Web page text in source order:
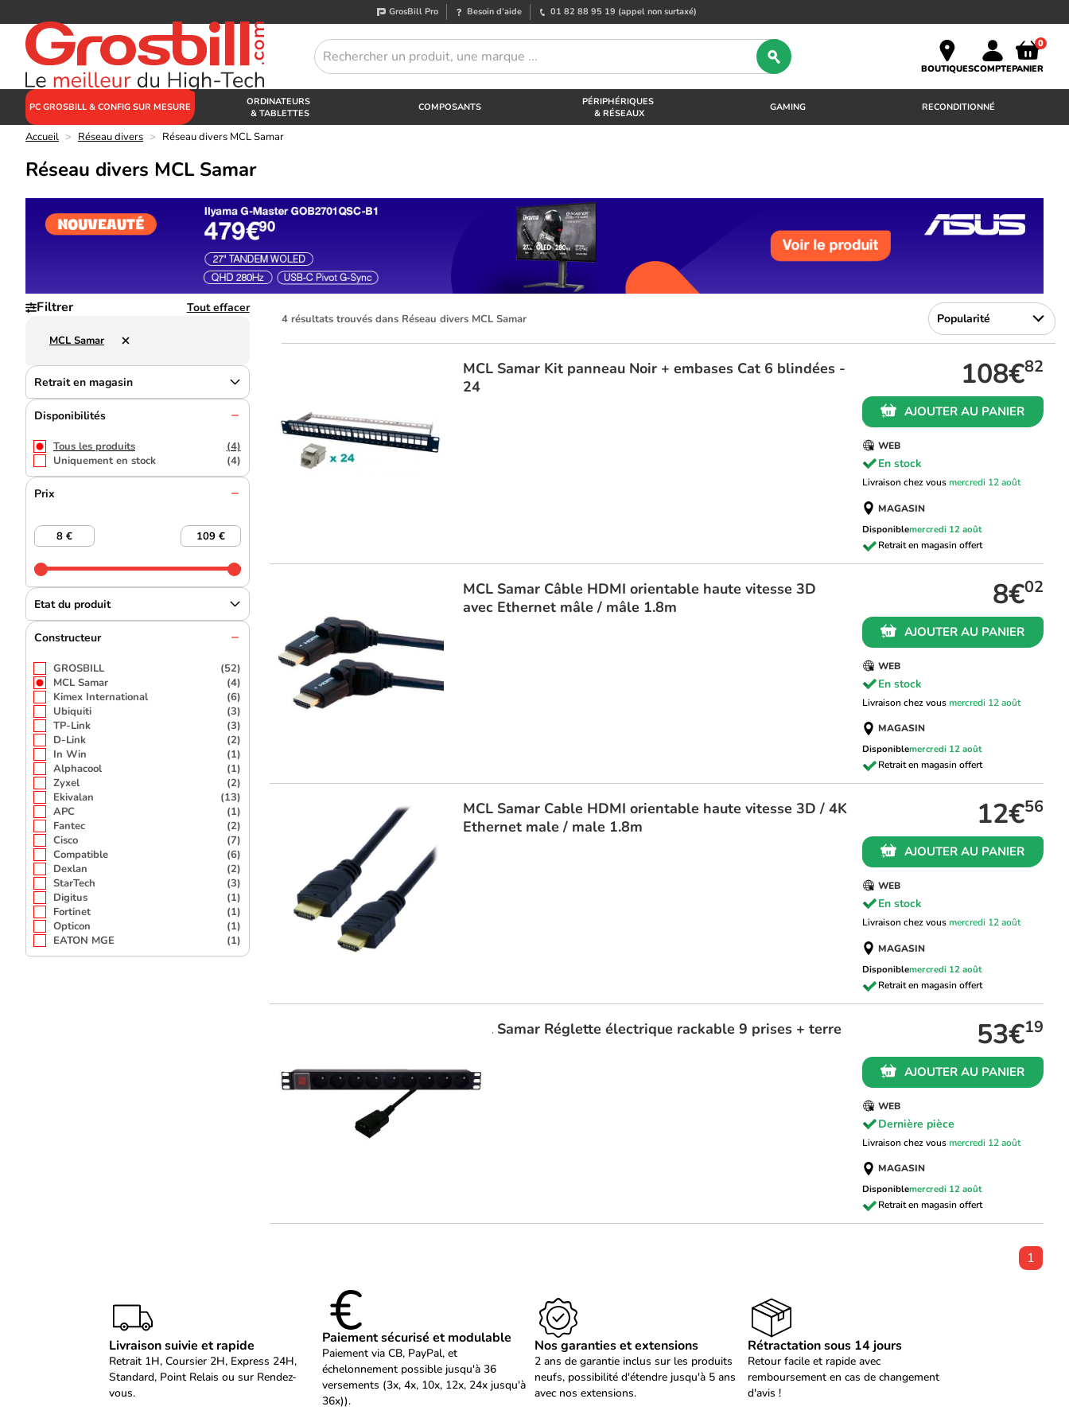
GrosBill Pro Besoin d’aide 01 82 88 95 19 (appel non surtaxé)
BOUTIQUESCOMPTE
0
PANIER
PC GROSBILL & CONFIG SUR MESURE
ORDINATEURS
& TABLETTES
COMPOSANTS
PÉRIPHÉRIQUES
& RÉSEAUX
GAMING RECONDITIONNÉ
Accueil > Réseau divers > Réseau divers MCL Samar
Réseau divers MCL Samar
Filtrer Tout effacer
MCL Samar
Retrait en magasin
Disponibilités
Tous les produits
(4)
Uniquement en stock
(4)
Prix
Etat du produit
Constructeur
GROSBILL
(52)
MCL Samar
(4)
Kimex International
(6)
Ubiquiti
(3)
TP-Link
(3)
D-Link
(2)
In Win
(1)
Alphacool
(1)
Zyxel
(2)
Ekivalan
(13)
APC
(1)
Fantec
(2)
Cisco
(7)
Compatible
(6)
Dexlan
(2)
StarTech
(3)
Digitus
(1)
Fortinet
(1)
Opticon
(1)
EATON MGE
(1)
4 résultats trouvés dans Réseau divers MCL Samar
MCL Samar Kit panneau Noir + embases Cat 6 blindées -
24
108€82
AJOUTER AU PANIER
WEB
En stock
Livraison chez vousmercredi 12 août
MAGASIN
Disponiblemercredi 12 août
MCL Samar Câble HDMI orientable haute vitesse 3D
avec Ethernet mâle / mâle 1.8m
8€02
AJOUTER AU PANIER
WEB
En stock
Livraison chez vousmercredi 12 août
MAGASIN
Disponiblemercredi 12 août
MCL Samar Cable HDMI orientable haute vitesse 3D / 4K
Ethernet male / male 1.8m
12€56
AJOUTER AU PANIER
WEB
En stock
Livraison chez vousmercredi 12 août
MAGASIN
Disponiblemercredi 12 août
MCL Samar Réglette électrique rackable 9 prises + terre
53€19
AJOUTER AU PANIER
WEB
Dernière pièce
Livraison chez vousmercredi 12 août
MAGASIN
Disponiblemercredi 12 août
1
Livraison suivie et rapide
Retrait 1H, Coursier 2H, Express 24H,
Standard, Point Relais ou sur Rendez-
vous.
Paiement sécurisé et modulable
Paiement via CB, PayPal, et
échelonnement possible jusqu'à 36
versements (3x, 4x, 10x, 12x, 24x jusqu'à
36x)).
Nos garanties et extensions
2 ans de garantie inclus sur les produits
neufs, possibilité d'étendre jusqu'à 5 ans
avec nos extensions.
Rétractation sous 14 jours
Retour facile et rapide avec
remboursement en cas de changement
d'avis !